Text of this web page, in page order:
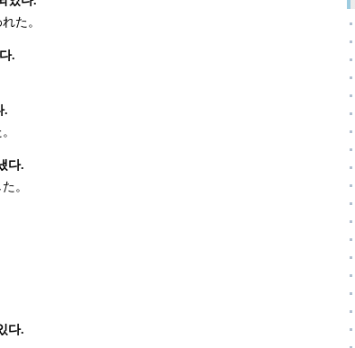
た。
.
.
다.
。
다.